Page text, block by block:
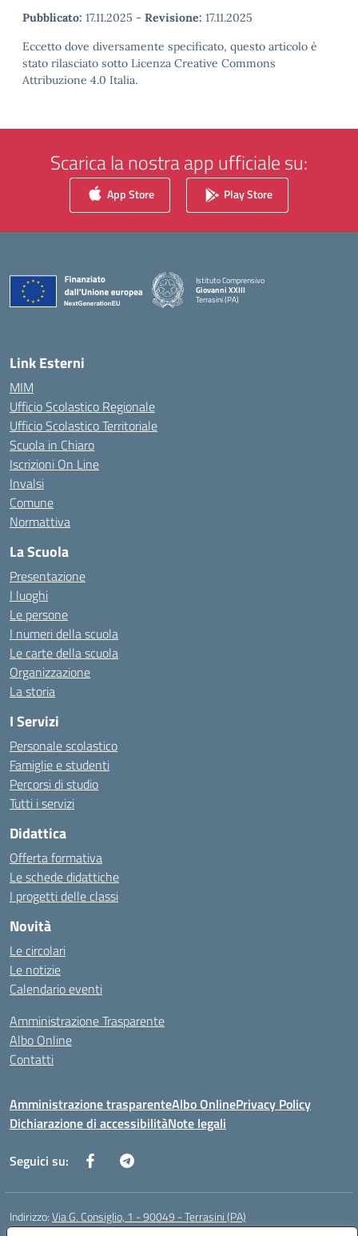
Pubblicato: 17.11.2025 - Revisione: 17.11.2025
Eccetto dove diversamente specificato, questo articolo è
stato rilasciato sotto Licenza Creative Commons
Attribuzione 4.0 Italia.
Scarica la nostra app ufficiale su:
App Store Play Store
Istituto Comprensivo
Giovanni XXIII
Terrasini (PA)
Link Esterni
MIM
Ufficio Scolastico Regionale
Ufficio Scolastico Territoriale
Scuola in Chiaro
Iscrizioni On Line
Invalsi
Comune
Normattiva
La Scuola
Presentazione
I luoghi
Le persone
I numeri della scuola
Le carte della scuola
Organizzazione
La storia
I Servizi
Personale scolastico
Famiglie e studenti
Percorsi di studio
Tutti i servizi
Didattica
Offerta formativa
Le schede didattiche
I progetti delle classi
Novità
Le circolari
Le notizie
Calendario eventi
Amministrazione Trasparente
Albo Online
Contatti
Amministrazione trasparenteAlbo OnlinePrivacy Policy
Dichiarazione di accessibilitàNote legali
Seguici su:
Indirizzo:Via G. Consiglio, 1 - 90049 - Terrasini (PA)